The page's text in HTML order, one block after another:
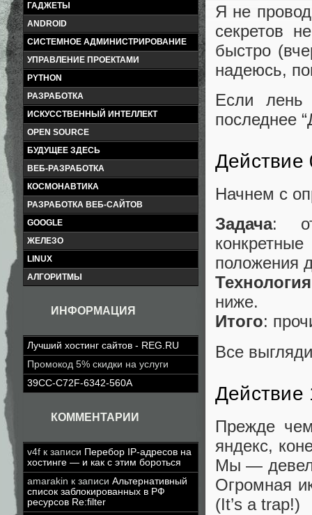
ГАДЖЕТЫ
ANDROID
СИСТЕМНОЕ АДМИНИСТРИРОВАНИЕ
УПРАВЛЕНИЕ ПРОЕКТАМИ
PYTHON
РАЗРАБОТКА
ИСКУССТВЕННЫЙ ИНТЕЛЛЕКТ
OPEN SOURCE
БУДУЩЕЕ ЗДЕСЬ
ВЕБ-РАЗРАБОТКА
КОСМОНАВТИКА
РАЗРАБОТКА ВЕБ-САЙТОВ
GOOGLE
ЖЕЛЕЗО
LINUX
АЛГОРИТМЫ
ИНФОРМАЦИЯ
Лучший хостинг сайтов - REG.RU
Промокод 5% скидки на услуги
39CC-C72F-6342-560A
КОММЕНТАРИИ
v4f к записи Перебор IP-адресов на
хостинге — и как с этим бороться
amarakin к записи Альтернативный
список заблокированных в РФ
ресурсов Re:filter
Я не
секретов
быстро
надеюсь,
Если лень
последнее
Действие
Начнем с
Задача:
положения
Технология
ниже.
Итого:
Все
Действие
Прежде
яндекс,
Мы —
Огромная
(It’s a trap!)